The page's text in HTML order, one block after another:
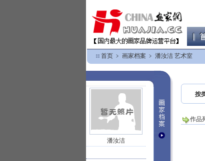
首页 ﹥ 画家档案 ﹥ 潘汝洁 艺术室
潘汝洁
按
作品